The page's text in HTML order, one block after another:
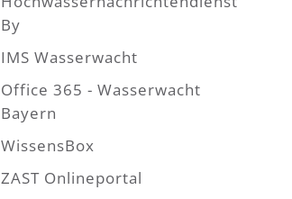
By
IMS Wasserwacht
Office 365 - Wasserwacht
Bayern
WissensBox
ZAST Onlineportal